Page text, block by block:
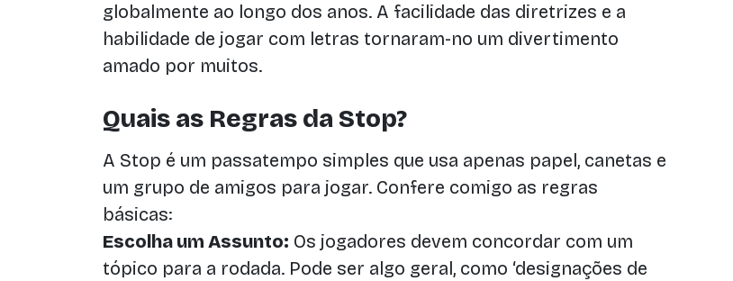
globalmente ao longo dos anos. A facilidade das diretrizes e a
habilidade de jogar com letras tornaram-no um divertimento
amado por muitos.
Quais as Regras da Stop?
A Stop é um passatempo simples que usa apenas papel, canetas e
um grupo de amigos para jogar. Confere comigo as regras
básicas:
Escolha um Assunto: Os jogadores devem concordar com um
tópico para a rodada. Pode ser algo geral, como ‘designações de